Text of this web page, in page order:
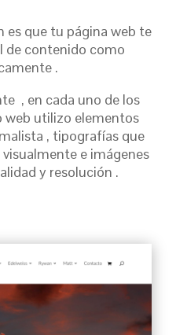
es que tu página web te
de contenido como
.
, en cada uno de los
web utilizo elementos
, tipografías que
e imágenes
y resolución .